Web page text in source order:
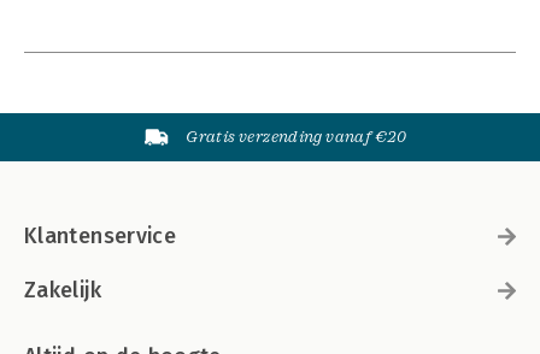
Gratis verzending vanaf €20
Klantenservice
Zakelijk